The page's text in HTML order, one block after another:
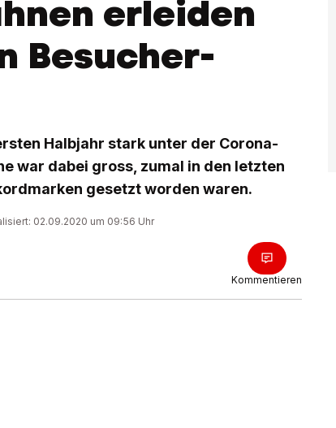
erleiden
Besucher-
Halbjahr stark unter der Corona-
war dabei gross, zumal in den letzten
gesetzt worden waren.
02.09.2020 um 09:56 Uhr
Kommentieren